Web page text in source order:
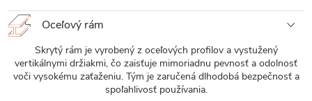
Oceľový rám
Skrytý rám je vyrobený z oceľových profilov a vystužený
vertikálnymi držiakmi, čo zaisťuje mimoriadnu pevnosť a odolnosť
voči vysokému zaťaženiu. Tým je zaručená dlhodobá bezpečnosť a
spoľahlivosť používania.